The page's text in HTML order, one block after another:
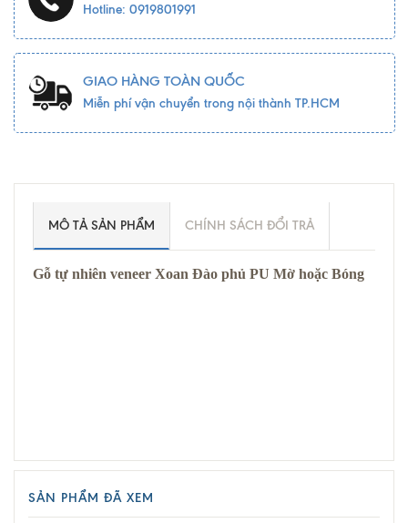
Hotline: 0919801991
GIAO HÀNG TOÀN QUỐC
Miễn phí vận chuyển trong nội thành TP.HCM
MÔ TẢ SẢN PHẨM CHÍNH SÁCH ĐỔI TRẢ
Gỗ tự nhiên veneer Xoan Đào phủ PU Mờ hoặc Bóng
SẢN PHẨM ĐÃ XEM